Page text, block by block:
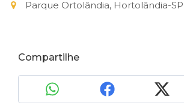
Parque Ortolândia, Hortolândia-SP
Compartilhe